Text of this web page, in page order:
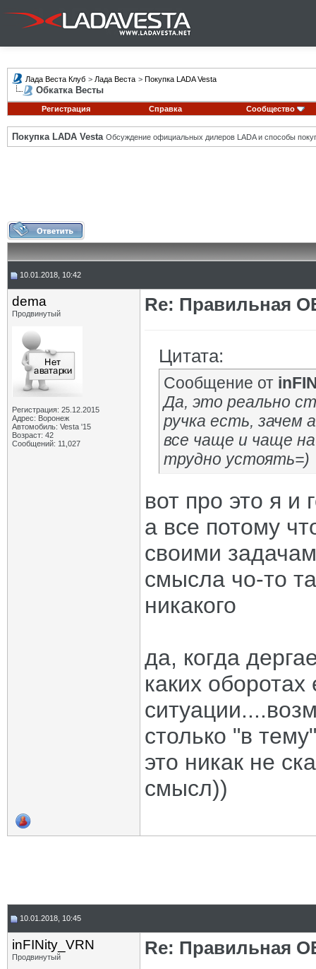
Лада Веста Клуб > Лада Веста > Покупка LADA Vesta
Обкатка Весты
Регистрация Справка Сообщество
Покупка LADA Vesta Обсуждение официальных дилеров LADA и способы
10.01.2018, 10:42
dema
Продвинутый
Регистрация: 25.12.2015
Адрес: Воронеж
Автомобиль: Vesta '15
Возраст: 42
Сообщений: 11,027
Re: Правильная
Цитата:
Сообщение от
Да, это реально
ручка есть, зачем
все чаще и чаще
трудно устоять=)
вот про это я и
а все потому
своими
смысла чо-то
никакого
да, когда
каких
столько "в
это никак не
смысл))
10.01.2018, 10:45
inFINity_VRN
Продвинутый
Re: Правильная